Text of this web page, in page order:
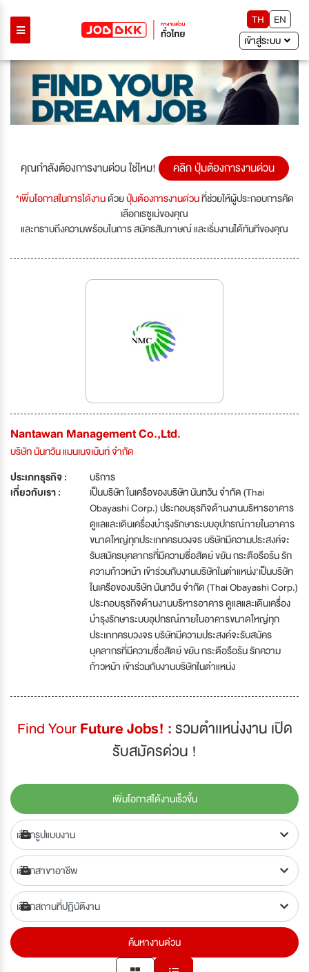
TH
EN
เข้าสู่ระบบ
คุณกำลังต้องการงานด่วน ใช่ไหม! คลิก ปุ่มต้องการงานด่วน
*เพิ่มโอกาสในการได้งานด้วยปุ่มต้องการงานด่วนที่ช่วยให้ผู้ประกอบการคัด
เลือกเรซูเม่ของคุณ
และทราบถึงความพร้อมในการ สมัครสัมภาษณ์ และเริ่มงานได้ทันทีของคุณ
Nantawan Management Co.,Ltd.
บริษัท นันทวัน แมนเนจเม้นท์ จำกัด
ประเภทธุรกิจ :
บริการ
เกี่ยวกับเรา :
เป็นบริษัท ในเครือของบริษัท นันทวัน จำกัด (Thai
Obayashi Corp.) ประกอบธุรกิจด้านงานบริหารอาคาร
ดูแลและเดินเครื่องบำรุงรักษาระบบอุปกรณ์ภายในอาคาร
ขนาดใหญ่ทุกประเภทครบวงจร บริษัทมีความประสงค์จะ
รับสมัครบุคลากรที่มีความซื่อสัตย์ ขยัน กระตือรือร้น รัก
ความก้าวหน้า เข้าร่วมกับงานบริษัทในตำแหน่ง'เป็นบริษัท
ในเครือของบริษัท นันทวัน จำกัด (Thai Obayashi Corp.)
ประกอบธุรกิจด้านงานบริหารอาคาร ดูแลและเดินเครื่อง
บำรุงรักษาระบบอุปกรณ์ภายในอาคารขนาดใหญ่ทุก
ประเภทครบวงจร บริษัทมีความประสงค์จะรับสมัคร
บุคลากรที่มีความซื่อสัตย์ ขยัน กระตือรือร้น รักความ
ก้าวหน้า เข้าร่วมกับงานบริษัทในตำแหน่ง
Find YourFuture Jobs! :รวมตำเเหน่งงาน เปิด
รับสมัครด่วน !
เพิ่มโอกาสได้งานเร็วขึ้น
ค้นหางานด่วน